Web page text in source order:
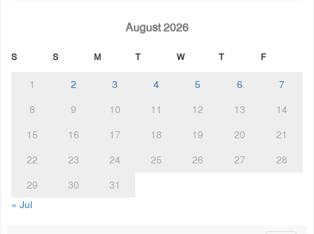
August 2026
S S M T W T F
1 2 3 4 5 6
7
8
9 10 11 12 13
14
15
16 17 18 19 20
21
22
23 24 25 26 27
28
29
30
31
« Jul